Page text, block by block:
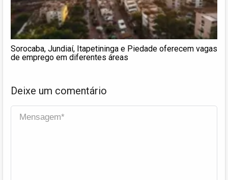
Sorocaba, Jundiaí, Itapetininga e Piedade oferecem vagas
de emprego em diferentes áreas
Deixe um comentário